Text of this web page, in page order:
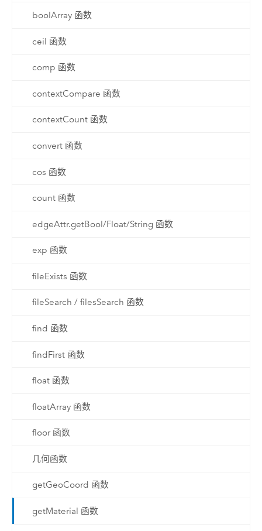
boolArray 函数
ceil 函数
comp 函数
contextCompare 函数
contextCount 函数
convert 函数
cos 函数
count 函数
edgeAttr.getBool/Float/String 函数
exp 函数
fileExists 函数
fileSearch / filesSearch 函数
find 函数
findFirst 函数
float 函数
floatArray 函数
floor 函数
几何函数
getGeoCoord 函数
getMaterial 函数